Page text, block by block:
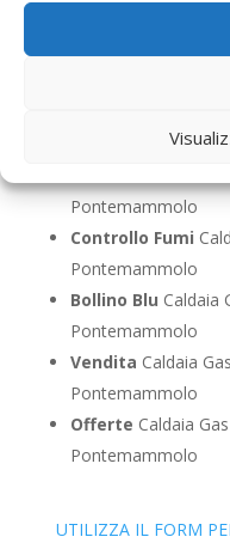
Pronto Intervento
Metro
Pontemammolo
Pontemammolo
Controllo Fumi
Pontemammolo
Bollino Blu Caldaia
Pontemammolo
Vendita Caldaia
Pontemammolo
Offerte Caldaia
Pontemammolo
UTILIZZA IL FORM